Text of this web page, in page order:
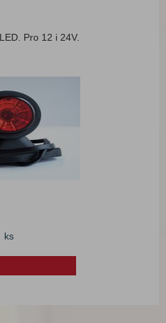
Pro 12 i 24V.
ks